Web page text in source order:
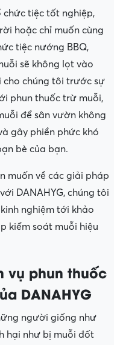
chức tiệc tốt nghiệp,
hoặc chỉ muốn cùng
tiệc nướng BBQ,
sẽ không lọt vào
cho chúng tôi trước sự
phun thuốc trừ muỗi,
để sân vườn không
gây phiền phức khó
bè của bạn.
muốn về các giải pháp
DANAHYG, chúng tôi
nghiệm tới khảo
kiểm soát muỗi hiệu
vụ phun thuốc
DANAHYG
người giống như
hại như bị muỗi đốt